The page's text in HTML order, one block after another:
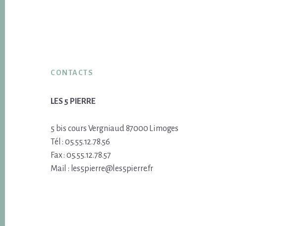
Footer
CONTACTS
LES 5 PIERRE
5 bis cours Vergniaud 87000 Limoges
Tél : 05.55.12.78.56
Fax : 05.55.12.78.57
Mail : les5pierre@les5pierre.fr